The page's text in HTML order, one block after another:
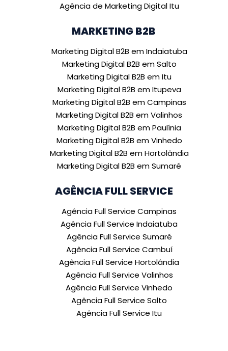
Agência de Marketing Digital Itu
MARKETING B2B
Marketing Digital B2B em Indaiatuba
Marketing Digital B2B em Salto
Marketing Digital B2B em Itu
Marketing Digital B2B em Itupeva
Marketing Digital B2B em Campinas
Marketing Digital B2B em Valinhos
Marketing Digital B2B em Paulínia
Marketing Digital B2B em Vinhedo
Marketing Digital B2B em Hortolândia
Marketing Digital B2B em Sumaré
AGÊNCIA FULL SERVICE
Agência Full Service Campinas
Agência Full Service Indaiatuba
Agência Full Service Sumaré
Agência Full Service Cambuí
Agência Full Service Hortolândia
Agência Full Service Valinhos
Agência Full Service Vinhedo
Agência Full Service Salto
Agência Full Service Itu